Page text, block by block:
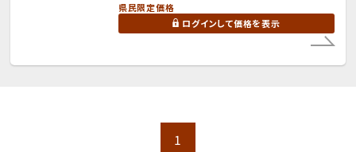
県民限定価格
ログインして価格を表示
1